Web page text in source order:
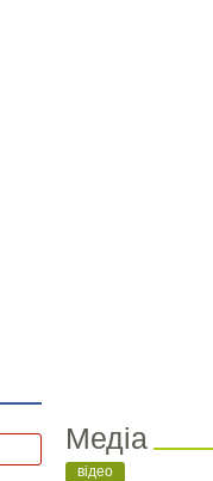
Медіа
відео